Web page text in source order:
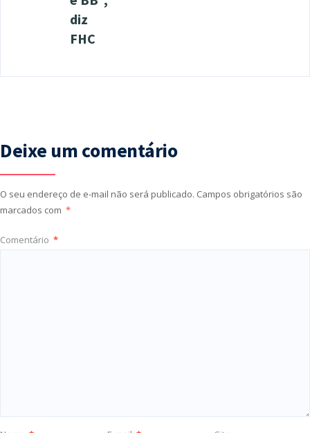
diz
FHC
Deixe um comentário
O seu endereço de e-mail não será publicado. Campos obrigatórios são
marcados com *
Comentário *